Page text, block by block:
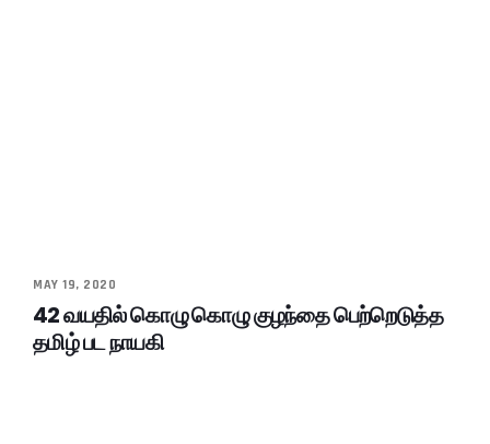
MAY 19, 2020
42 வயதில் கொழு கொழு குழந்தை பெற்றெடுத்த
தமிழ் பட நாயகி